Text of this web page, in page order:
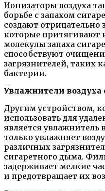
Ионизаторы воздуха
борьбе с запахом
создают
которые притягивают
молекулы запаха
способствуют
загрязнителей, таких
бактерии.
Увлажнители воздуха
Другим устройством,
использовать для
является увлажнитель
только увлажняет
различных
сигаретного дыма.
задерживает мелкие
и предотвращает их